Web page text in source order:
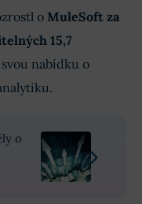
o MuleSoft za
15,7
nabídku o
o